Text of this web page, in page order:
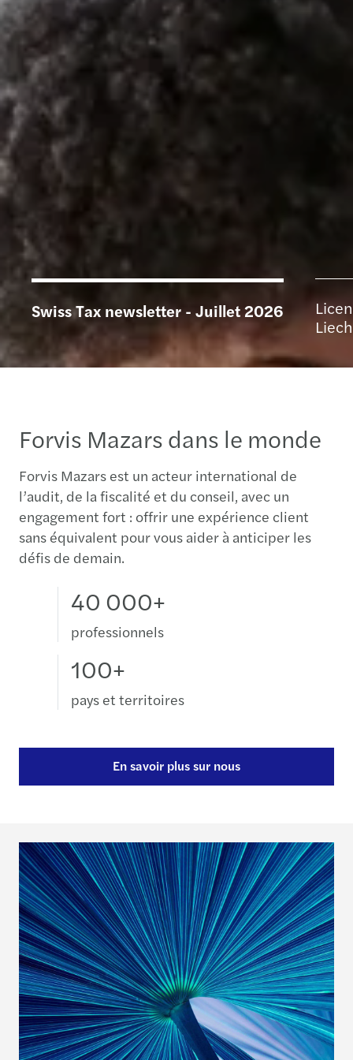
Swiss Tax newsletter - Juillet 2026
Forvis Mazars dans le monde
Forvis Mazars est un acteur international de
l’audit, de la fiscalité et du conseil, avec un
engagement fort : offrir une expérience client
sans équivalent pour vous aider à anticiper les
défis de demain.
40 000+
professionnels
100+
pays et territoires
En savoir plus sur nous